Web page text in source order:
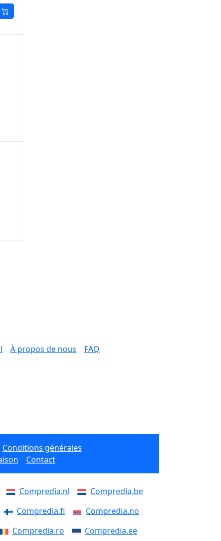
À propos de nous FAQ
Conditions générales
Contact
Compredia.nl
Compredia.be
Compredia.fi
Compredia.no
Compredia.ro Compredia.ee